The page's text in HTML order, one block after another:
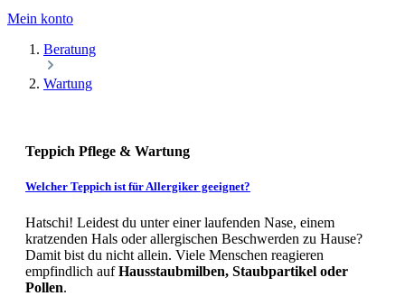
Mein konto
Beratung
Wartung
Teppich Pflege & Wartung
Welcher Teppich ist für Allergiker geeignet?
Hatschi! Leidest du unter einer laufenden Nase, einem
kratzenden Hals oder allergischen Beschwerden zu Hause?
Damit bist du nicht allein. Viele Menschen reagieren
empfindlich aufHausstaubmilben, Staubpartikel oder
Pollen.